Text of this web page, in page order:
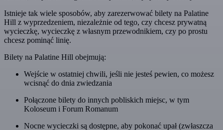
Istnieje tak wiele sposobów, aby zarezerwować bilety na Palatine
Hill z wyprzedzeniem, niezależnie od tego, czy chcesz prywatną
wycieczkę, wycieczkę z własnym przewodnikiem, czy po prostu
chcesz pominąć linię.
Bilety na Palatine Hill obejmują:
Wejście w ostatniej chwili, jeśli nie jesteś pewien, co możesz
wcisnąć do dnia zwiedzania
Połączone bilety do innych pobliskich miejsc, w tym
Koloseum i Forum Romanum
Nocne wycieczki są dostępne, aby pokonać upał (zwłaszcza